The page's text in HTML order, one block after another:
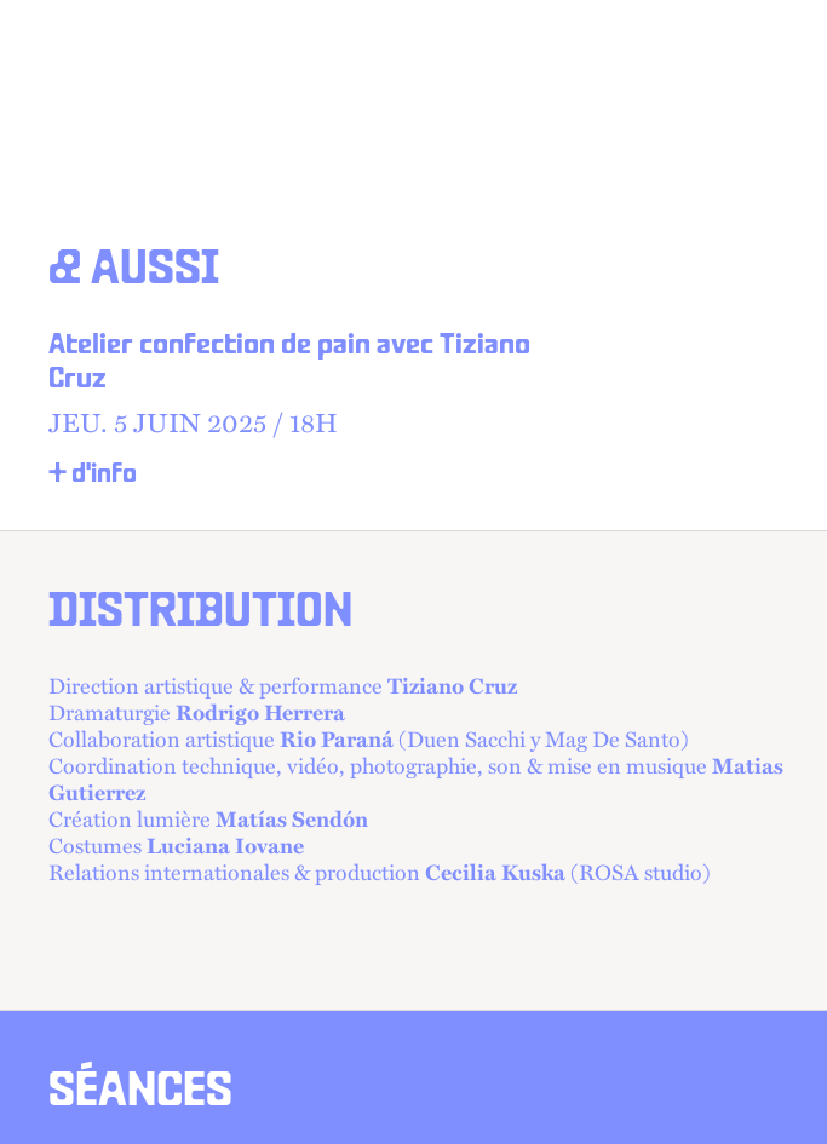
& AUSSI
Atelier confection de pain avec Tiziano
Cruz
JEU. 5 JUIN 2025 /18H
+ d'info
DISTRIBUTION
Direction artistique & performanceTiziano Cruz
DramaturgieRodrigo Herrera
Collaboration artistiqueRio Paraná(Duen Sacchi y Mag De Santo)
Coordination technique, vidéo, photographie, son & mise en musiqueMatias
Gutierrez
Création lumièreMatías Sendón
CostumesLuciana Iovane
Relations internationales & productionCecilia Kuska(ROSA studio)
SÉANCES